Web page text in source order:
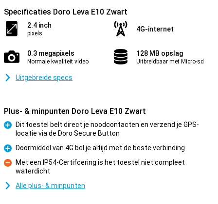
Specificaties Doro Leva E10 Zwart
2.4 inch
pixels
4G-internet
0.3 megapixels
Normale kwaliteit video
128 MB opslag
Uitbreidbaar met Micro-sd
Uitgebreide specs
Plus- & minpunten Doro Leva E10 Zwart
Pluspunt
Dit toestel belt direct je noodcontacten en verzend je GPS-
locatie via de Doro Secure Button
Pluspunt
Doormiddel van 4G bel je altijd met de beste verbinding
Minpunt
Met een IP54-Certifcering is het toestel niet compleet
waterdicht
Alle plus- & minpunten